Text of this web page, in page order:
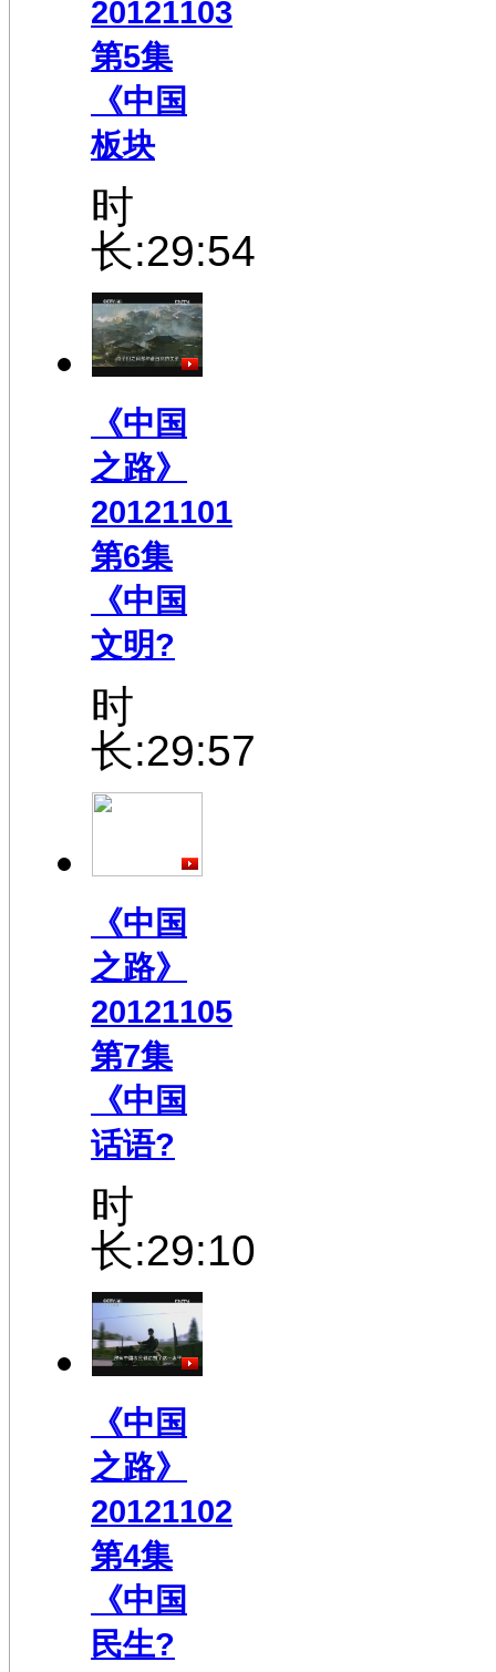
20121103
第5集
《中国
板块
时
长:29:54
《中国
之路》
20121101
第6集
《中国
文明?
时
长:29:57
《中国
之路》
20121105
第7集
《中国
话语?
时
长:29:10
《中国
之路》
20121102
第4集
《中国
民生?